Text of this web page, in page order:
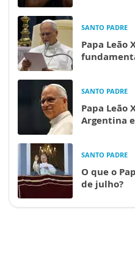
SANTO PADRE
Papa Leão
SANTO PADRE
Papa Leão
Argentina
SANTO PADRE
O que o
de julho?